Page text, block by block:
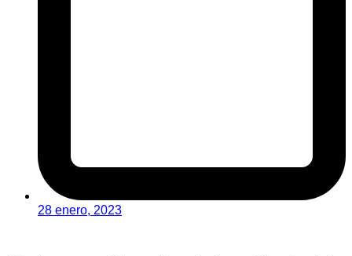
28 enero, 2023